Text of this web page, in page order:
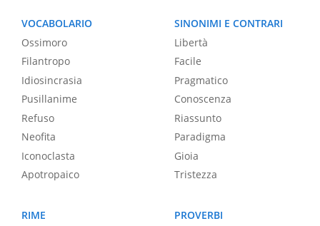
VOCABOLARIO
Ossimoro
Filantropo
Idiosincrasia
Pusillanime
Refuso
Neofita
Iconoclasta
Apotropaico
SINONIMI E CONTRARI
Libertà
Facile
Pragmatico
Conoscenza
Riassunto
Paradigma
Gioia
Tristezza
RIME
PROVERBI